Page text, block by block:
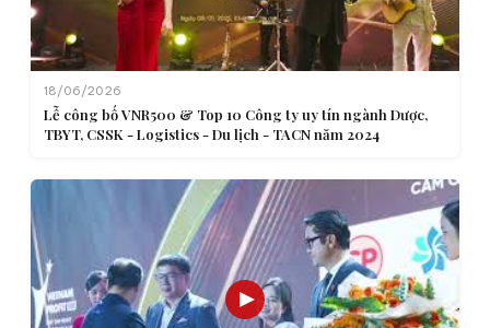
18/06/2026
Lễ công bố VNR500 & Top 10 Công ty uy tín ngành Dược,
TBYT, CSSK - Logistics - Du lịch - TACN năm 2024